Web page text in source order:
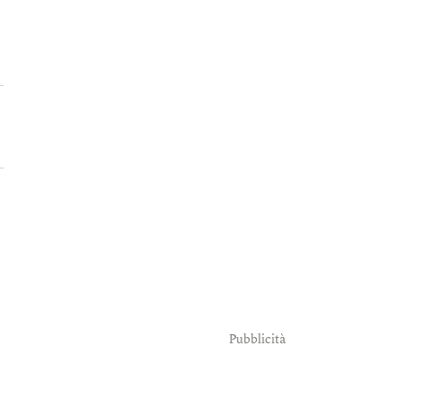
Pubblicità